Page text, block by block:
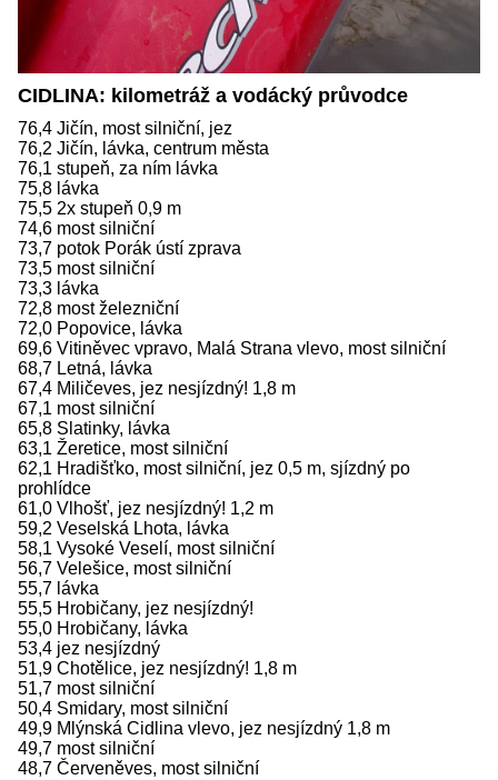
CIDLINA: kilometráž a vodácký průvodce
76,4 Jičín, most silniční, jez
76,2 Jičín, lávka, centrum města
76,1 stupeň, za ním lávka
75,8 lávka
75,5 2x stupeň 0,9 m
74,6 most silniční
73,7 potok Porák ústí zprava
73,5 most silniční
73,3 lávka
72,8 most železniční
72,0 Popovice, lávka
69,6 Vitiněvec vpravo, Malá Strana vlevo, most silniční
68,7 Letná, lávka
67,4 Miličeves, jez nesjízdný! 1,8 m
67,1 most silniční
65,8 Slatinky, lávka
63,1 Žeretice, most silniční
62,1 Hradišťko, most silniční, jez 0,5 m, sjízdný po
prohlídce
61,0 Vlhošť, jez nesjízdný! 1,2 m
59,2 Veselská Lhota, lávka
58,1 Vysoké Veselí, most silniční
56,7 Velešice, most silniční
55,7 lávka
55,5 Hrobičany, jez nesjízdný!
55,0 Hrobičany, lávka
53,4 jez nesjízdný
51,9 Chotělice, jez nesjízdný! 1,8 m
51,7 most silniční
50,4 Smidary, most silniční
49,9 Mlýnská Cidlina vlevo, jez nesjízdný 1,8 m
49,7 most silniční
48,7 Červeněves, most silniční